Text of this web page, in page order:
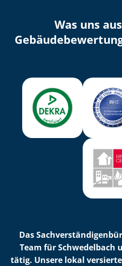
Was uns
Das
Team für Schwedelbach
tätig. Unsere lokal